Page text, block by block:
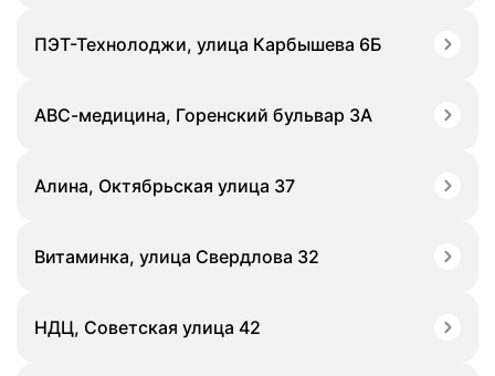
ПЭТ-Технолоджи, улица Карбышева 6Б
АВС-медицина, Горенский бульвар 3А
Алина, Октябрьская улица 37
Витаминка, улица Свердлова 32
НДЦ, Советская улица 42